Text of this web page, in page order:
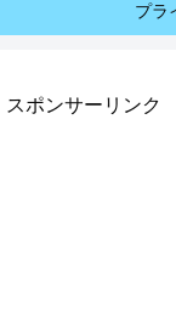
プラ
スポンサーリンク